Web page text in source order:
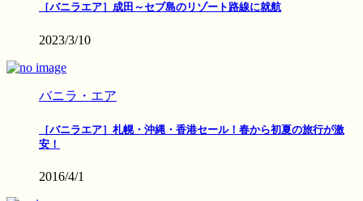
［バニラエア］成田～セブ島のリゾート路線に就航
2023/3/10
バニラ・エア
［バニラエア］札幌・沖縄・香港セール！春から初夏の旅行が激
安！
2016/4/1